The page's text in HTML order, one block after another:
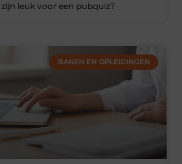
zijn leuk voor een pubquiz?
BANEN EN OPLEIDINGEN